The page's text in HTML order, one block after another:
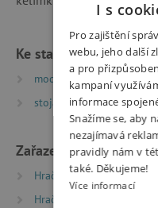
Ke stažení
stojanekkomprim | PDF |
Zařazeno v kategoriích
Hračky dle věku
Hračky dle věku
I s
Pro zajištění
webu, jeho další
a pro
kampaní
informace
Snažíme se, aby
nezajímavá
pravidly nám v
také. Děkujeme!
Více informací